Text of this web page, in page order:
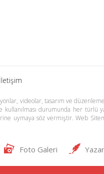
İletişim
videolar, tasarım ve
durumunda her türlü
uymaya söz vermiştir. Web
Foto Galeri